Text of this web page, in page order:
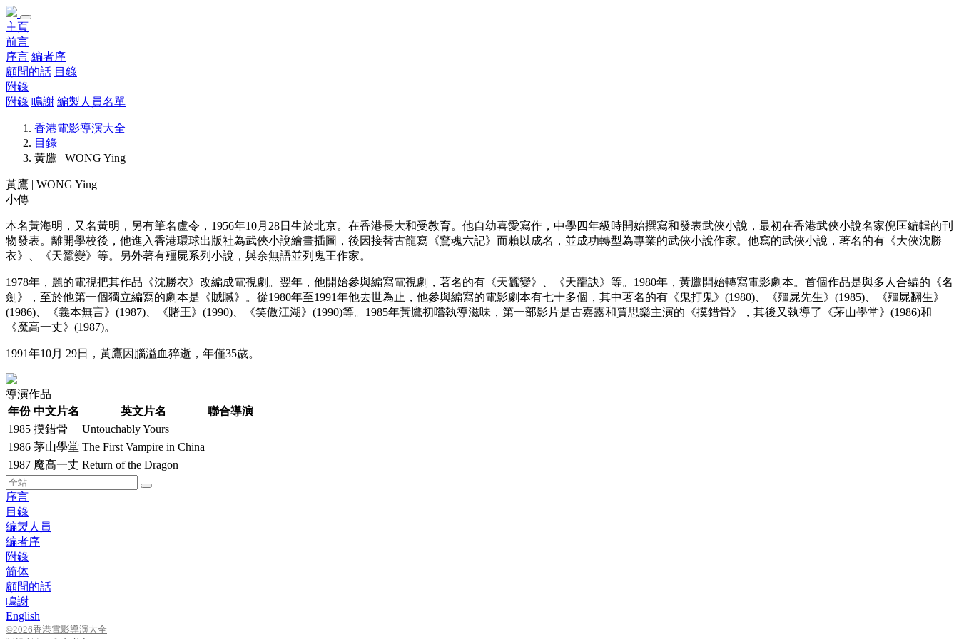
主頁
前言
序言 編者序
顧問的話 目錄
附錄
附錄 鳴謝 編製人員名單
香港電影導演大全
目錄
黃鷹 | WONG Ying
黃鷹 | WONG Ying
小傳
本名黃海明，又名黃明，另有筆名盧令，1956年10月28日生於北京。在香港長大和受教育。他自幼喜愛寫作，中學四年級時開始撰寫和發表武俠小說，最初在香港武俠小說名家倪匡編輯的刊
物發表。離開學校後，他進入香港環球出版社為武俠小說繪畫插圖，後因接替古龍寫《驚魂六記》而賴以成名，並成功轉型為專業的武俠小說作家。他寫的武俠小說，著名的有《大俠沈勝
衣》、《天蠶變》等。另外著有殭屍系列小說，與余無語並列鬼王作家。
1978年，麗的電視把其作品《沈勝衣》改編成電視劇。翌年，他開始參與編寫電視劇，著名的有《天蠶變》、《天龍訣》等。1980年，黃鷹開始轉寫電影劇本。首個作品是與多人合編的《名
劍》，至於他第一個獨立編寫的劇本是《賊贓》。從1980年至1991年他去世為止，他參與編寫的電影劇本有七十多個，其中著名的有《鬼打鬼》(1980)、《殭屍先生》(1985)、《殭屍翻生》
(1986)、《義本無言》(1987)、《賭王》(1990)、《笑傲江湖》(1990)等。1985年黃鷹初嚐執導滋味，第一部影片是古嘉露和賈思樂主演的《摸錯骨》，其後又執導了《茅山學堂》(1986)和
《魔高一丈》(1987)。
1991年10月 29日，黃鷹因腦溢血猝逝，年僅35歲。
導演作品
年份 中文片名 英文片名
聯合導演
1985 摸錯骨
Untouchably Yours
1986 茅山學堂 The First Vampire in China
1987 魔高一丈 Return of the Dragon
序言
目錄
編製人員
編者序
附錄
简体
顧問的話
鳴謝
English
©2026香港電影導演大全